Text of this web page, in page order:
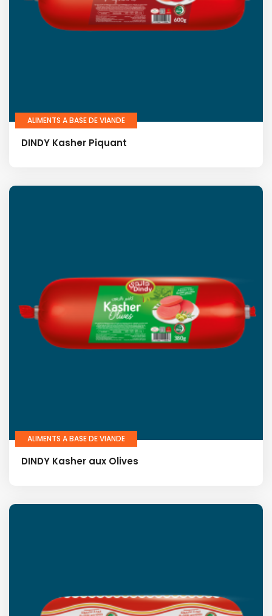
ALIMENTS A BASE DE VIANDE
DINDY Kasher Piquant
ALIMENTS A BASE DE VIANDE
DINDY Kasher aux Olives